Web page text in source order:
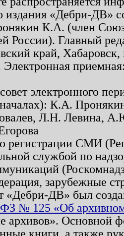
издания «Дебри-ДВ»
К.А. (член
России). Главный
край,
Электронная
электронного
началах): К.А.
Л.Н. Левина,
о регистрации СМИ
службой по
зарубежные
«Дебри-ДВ» был
ФЗ № 125 «Об
архивов». Основной
книги, а также